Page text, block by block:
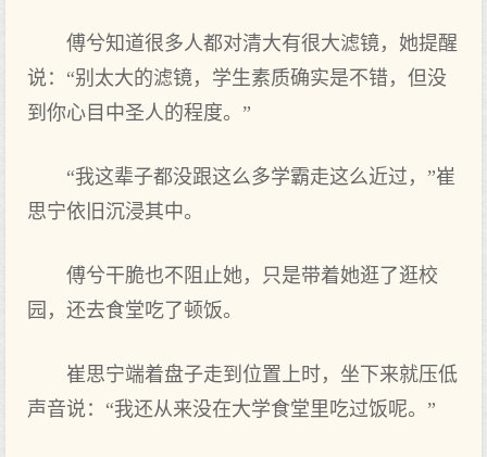
傅兮知道很多人都对清大有很大滤镜，她提醒
说：“别太大的滤镜，学生素质确实是不错，但没
到你心目中圣人的程度。”
“我这辈子都没跟这么多学霸走这么近过，”崔
思宁依旧沉浸其中。
傅兮干脆也不阻止她，只是带着她逛了逛校
园，还去食堂吃了顿饭。
崔思宁端着盘子走到位置上时，坐下来就压低
声音说：“我还从来没在大学食堂里吃过饭呢。”